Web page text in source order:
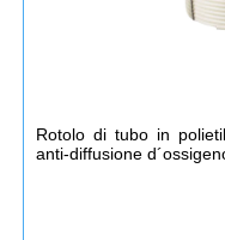
Rotolo di tubo in
anti-diffusione